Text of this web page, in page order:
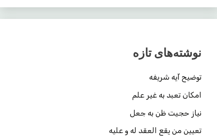
نوشته‌های تازه
توضیح آیه شریفه
امکان تعبد به غیر علم
نیاز حجیت ظن به جعل
تعیین من یقع العقد له و علیه